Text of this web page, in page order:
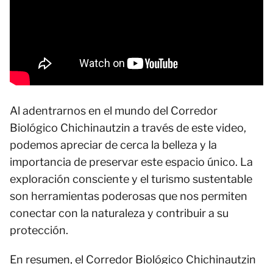
Al adentrarnos en el mundo del Corredor
Biológico Chichinautzin a través de este video,
podemos apreciar de cerca la belleza y la
importancia de preservar este espacio único. La
exploración consciente y el turismo sustentable
son herramientas poderosas que nos permiten
conectar con la naturaleza y contribuir a su
protección.
En resumen, el Corredor Biológico Chichinautzin